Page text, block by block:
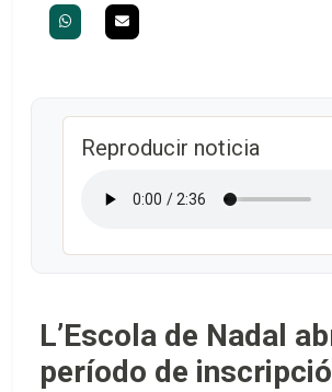
Reproducir noticia
L’Escola de Nadal
período de